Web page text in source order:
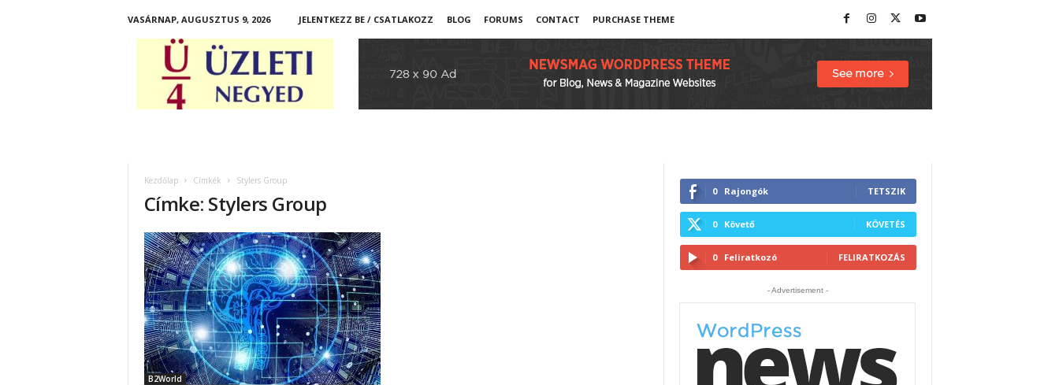
VASÁRNAP, AUGUSZTUS 9, 2026 JELENTKEZZ BE / CSATLAKOZZ BLOG FORUMS CONTACT
PURCHASE THEME
Kezdőlap Címkék Stylers Group
Címke: Stylers Group
B2World
0 Rajongók TETSZIK
0 Követő KÖVETÉS
0 Feliratkozó FELIRATKOZÁS
- Advertisement -